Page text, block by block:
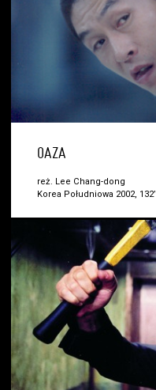
OAZA
reż. Lee Chang-dong
Korea Południowa 2002, 132’